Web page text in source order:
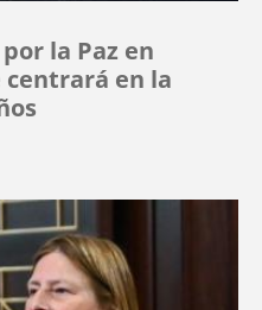
la Paz en
centrará en la